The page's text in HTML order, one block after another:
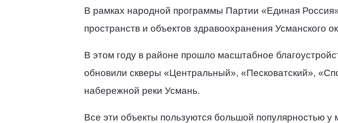
В рамках народной программы Партии «Единая
пространств и объектов здравоохранения Усманского
В этом году в районе прошло масштабное
обновили скверы «Центральный», «Песковатский»,
набережной реки Усмань.
Все эти объекты пользуются большой популярностью